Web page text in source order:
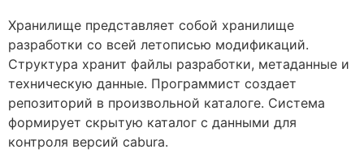
Хранилище представляет собой хранилище
разработки со всей летописью модификаций.
Структура хранит файлы разработки, метаданные и
техническую данные. Программист создает
репозиторий в произвольной каталоге. Система
формирует скрытую каталог с данными для
контроля версий cabura.